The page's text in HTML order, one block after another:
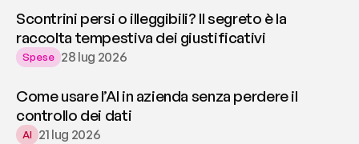
Scontrini persi o illeggibili? Il segreto è la
raccolta tempestiva dei giustificativi
Spese 28 lug 2026
Come usare l’AI in azienda senza perdere il
controllo dei dati
AI 21 lug 2026